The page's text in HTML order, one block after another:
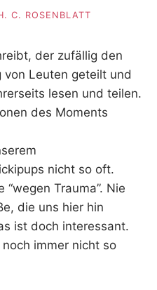
C. ROSENBLATT
der zufällig den
Leuten geteilt und
lesen und teilen.
des Moments
nicht so oft.
Trauma”. Nie
die uns hier hin
ist doch interessant.
immer nicht so